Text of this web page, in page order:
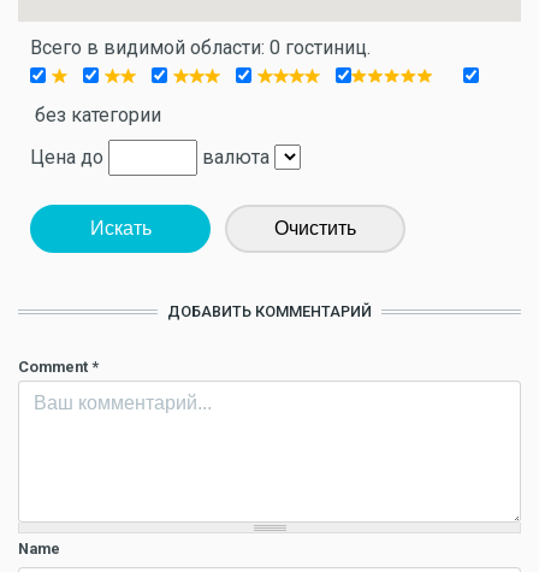
Всего в видимой области: 0 гостиниц.
без категории
Цена до
валюта
Искать Очистить
ДОБАВИТЬ КОММЕНТАРИЙ
Comment *
Name